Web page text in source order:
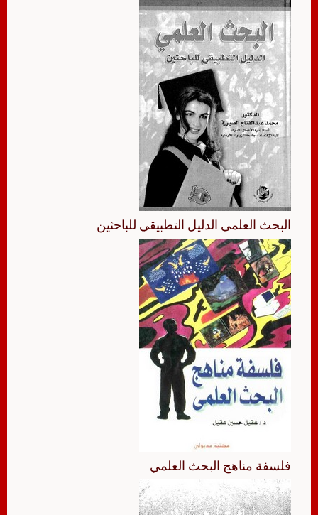
البحث العلمي الدليل التطبيقي للباحثين
فلسفة مناهج البحث العلمي